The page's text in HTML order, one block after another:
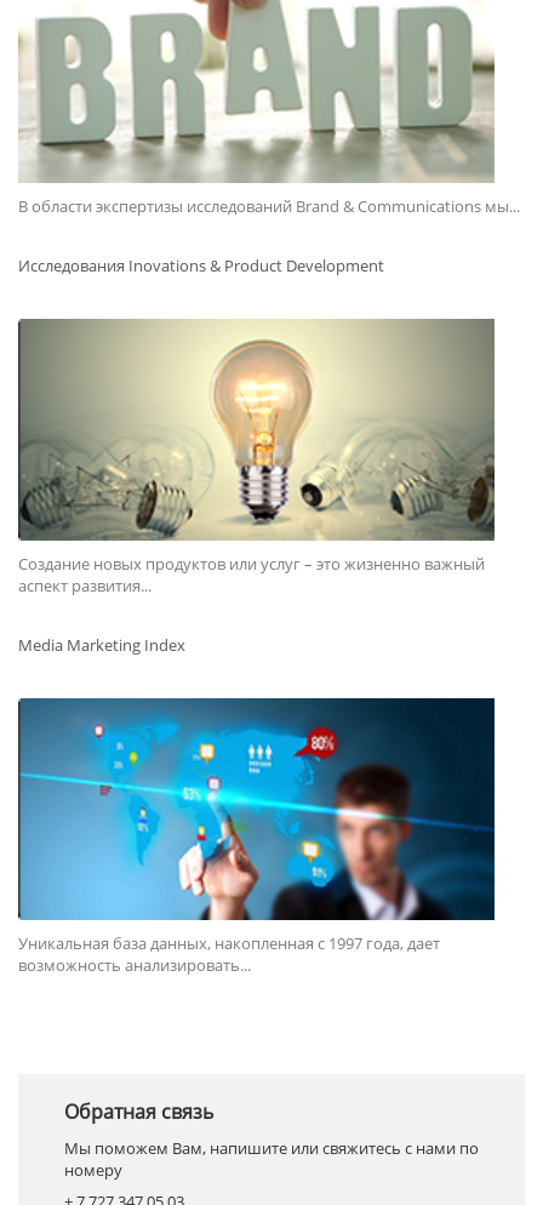
В области экспертизы исследований Brand & Communications мы...
Исследования Inovations & Product Development
Создание новых продуктов или услуг – это жизненно важный
аспект развития...
Media Marketing Index
Уникальная база данных, накопленная с 1997 года, дает
возможность анализировать...
Обратная связь
Мы поможем Вам, напишите или свяжитесь с нами по
номеру